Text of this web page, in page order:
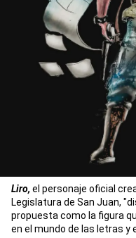
Liro, el personaje oficial
Legislatura de San Juan,
propuesta como la figura
en el mundo de las letras y